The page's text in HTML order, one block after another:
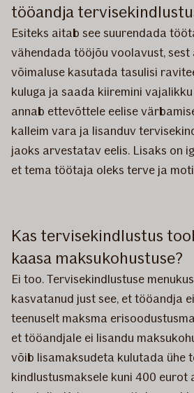
tööandja
Esiteks aitab see suurendada
vähendada tööjõu voolavust,
võimaluse kasutada tasulisi
kuluga ja saada kiiremini
annab ettevõttele eelise
kalleim vara ja lisanduv
jaoks arvestatav eelis. Lisaks on
et tema töötaja oleks terve ja
Kas tervisekindlustus
kaasa maksukohustuse?
Ei too. Tervisekindlustuse
kasvatanud just see, et tööandja
teenuselt maksma
et tööandjale ei lisandu
võib lisamaksudeta kulutada ühe
kindlustusmaksele kuni 400 eurot